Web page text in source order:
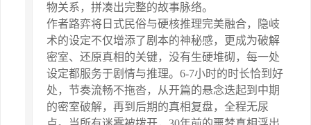
物关系，拼凑出完整的故事脉络。
作者路弈将日式民俗与硬核推理完美融合，隐岐
术的设定不仅增添了剧本的神秘感，更成为破解
密室、还原真相的关键，没有生硬堆砌，每一处
设定都服务于剧情与推理。6-7小时的时长恰到好
处，节奏流畅不拖沓，从开篇的悬念迭起到中期
的密室破解，再到后期的真相复盘，全程无尿